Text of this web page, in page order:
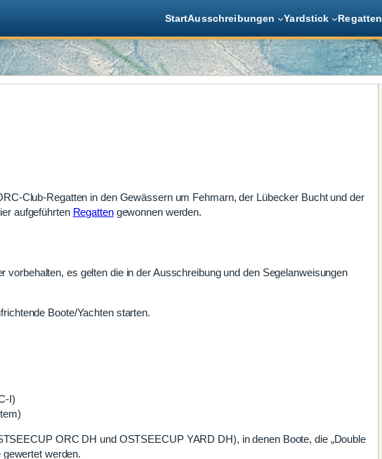
StartAusschreibungen Yardstick Regatten
Club-Regatten in den Gewässern um Fehmarn, der Lübecker Bucht und der
aufgeführten Regattengewonnen werden.
vorbehalten, es gelten die in der Ausschreibung und den Segelanweisungen
Boote/Yachten starten.
I)
ORC DH und OSTSEECUP YARD DH), in denen Boote, die „Double
werden.